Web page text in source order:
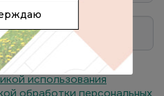
использования
обработки персональных